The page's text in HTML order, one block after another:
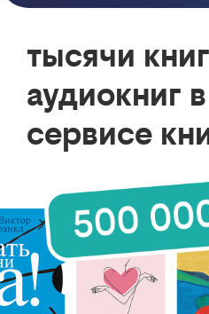
тысячи
аудиокниг в
сервисе